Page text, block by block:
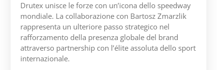
Drutex unisce le forze con un’icona dello speedway
mondiale. La collaborazione con Bartosz Zmarzlik
rappresenta un ulteriore passo strategico nel
rafforzamento della presenza globale del brand
attraverso partnership con l’élite assoluta dello sport
internazionale.